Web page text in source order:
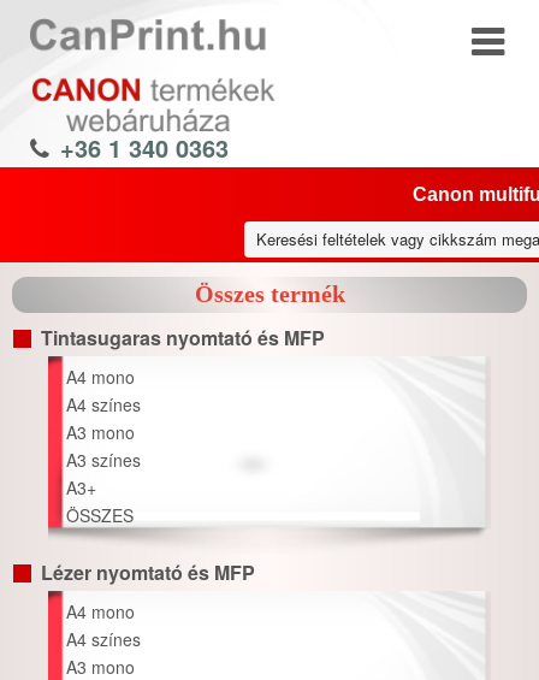
+36 1 340 0363
Canon
Összes termék
Tintasugaras nyomtató és MFP
A4 mono
A4 színes
A3 mono
A3 színes
A3+
ÖSSZES
Lézer nyomtató és MFP
A4 mono
A4 színes
A3 mono